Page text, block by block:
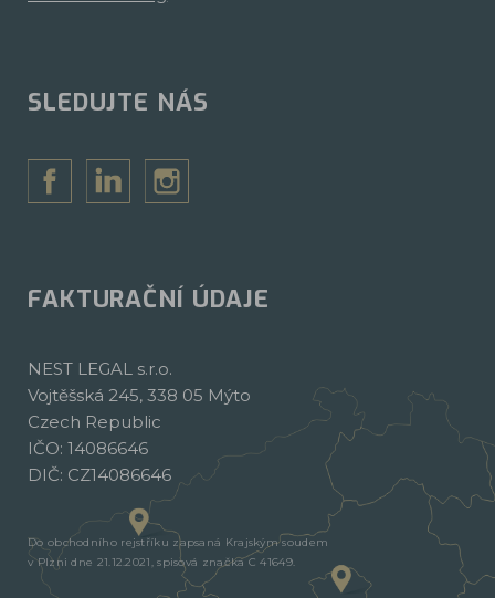
SLEDUJTE NÁS
FAKTURAČNÍ ÚDAJE
NEST LEGAL s.r.o.
Vojtěšská 245, 338 05 Mýto
Czech Republic
IČO: 14086646
DIČ: CZ14086646
Do obchodního rejstříku zapsaná Krajským soudem
v Plzni dne 21.12.2021, spisová značka C 41649.